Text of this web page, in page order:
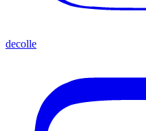
decolle